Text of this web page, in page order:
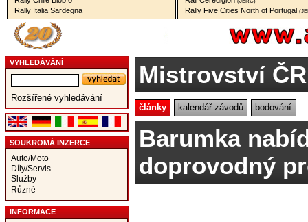
Rally Italia Sardegna
Rally Five Cities North of Portugal
VYHLEDÁVÁNÍ
Rozšířené vyhledávání
SOUKROMÁ INZERCE
Auto/Moto
Díly/Servis
Služby
Různé
INFORMACE
Mistrovství
články kalendář závodů bodování
Barumka
doprovodný